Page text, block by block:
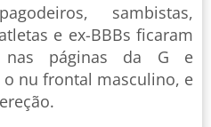
sambistas,
e ex-BBBs ficaram
nas páginas da G e
nu frontal masculino, e